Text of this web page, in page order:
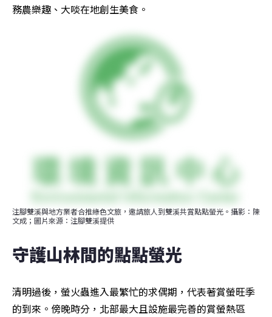
務農樂趣、大啖在地創生美食。
注腳雙溪與地方業者合推綠色文旅，邀請旅人到雙溪共賞點點螢光。攝影：陳
文成；圖片來源：注腳雙溪提供
守護山林間的點點螢光
清明過後，螢火蟲進入最繁忙的求偶期，代表著賞螢旺季
的到來。傍晚時分，北部最大且設施最完善的賞螢熱區